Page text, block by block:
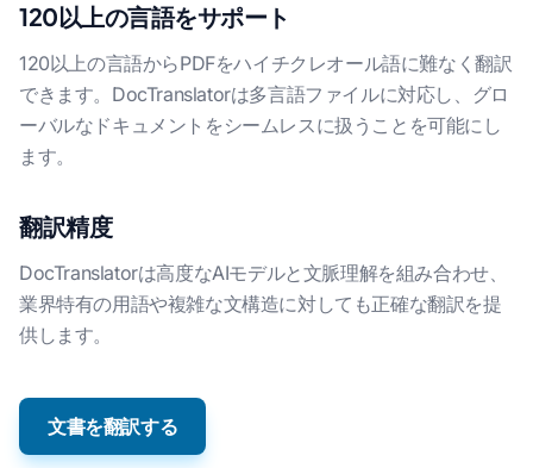
120以上の言語をサポート
120以上の言語からPDFをハイチクレオール語に難なく翻訳
できます。DocTranslatorは多言語ファイルに対応し、グロ
ーバルなドキュメントをシームレスに扱うことを可能にし
ます。
翻訳精度
DocTranslatorは高度なAIモデルと文脈理解を組み合わせ、
業界特有の用語や複雑な文構造に対しても正確な翻訳を提
供します。
文書を翻訳する